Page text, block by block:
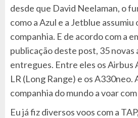
desde que David Neelaman, o
como a Azul e a Jetblue
companhia. E de acordo com a
publicação deste post, 35 novas
entregues. Entre eles os Airbus
LR (Long Range) e os A330neo.
companhia do mundo a voar
Eu já fiz diversos voos com a